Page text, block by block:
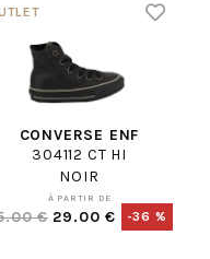
CONVERSE ENF
304112 CT HI
NOIR
À PARTIR DE
€ 29.00 € -36 %